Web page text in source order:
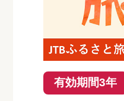
有効期間3年